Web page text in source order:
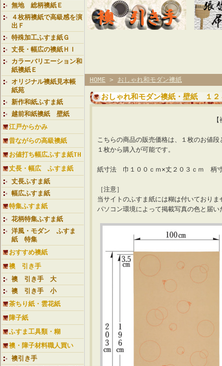
無地 総柄襖紙Ｅ
４枚柄襖紙で高級感を演
出Ｆ
特殊加工ふすま紙Ｇ
丈長・幅広の襖紙ＨＩ
カラーバリエーション和
紙襖紙Ｅ
オリジナル襖紙見本帳
紙苑
新作和紙ふすま紙
越前和紙襖紙 壁紙
江戸からかみ
昔ながらの高級襖紙
お値打ち幅広ふすま紙TH
丈長・幅広 ふすま紙
丈長ふすま紙
幅広ふすま紙
特集ふすま紙
花柄特集ふすま紙
洋風・モダン ふすま
紙 特集
おすすめ襖紙
襖 引き手
襖 引き手 大
襖 引き手 小
茶ちり紙・雲花紙
障子紙
ふすま工具類・糊
襖・障子材料職人買い
襖引き手
HOME > おしゃれ和モダン襖紙
おしゃれ和モダン襖紙・壁紙 １２
【襖紙ランク
こちらの商品の販売価格は、１枚のお値
１枚から購入が可能です。
紙寸法 巾１００ｃｍ×丈２０３ｃｍ 柄
［注意］
当サイトのふすま紙には糊は付いておりま
パソコン環境によって掲載写真の色と届